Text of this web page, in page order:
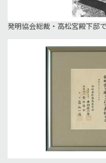
発明協会総裁・高松宮殿下邸